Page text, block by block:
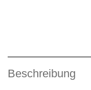
Beschreibung